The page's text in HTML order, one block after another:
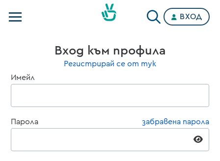
Категории
ВХОД
Вход към профила
Регистрирай се от тук
Имейл
Парола забравена парола